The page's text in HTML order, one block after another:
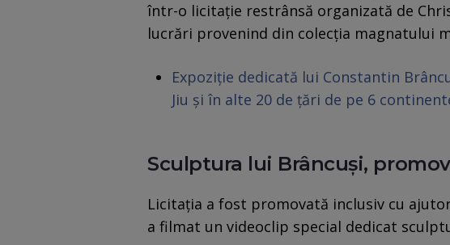
într-o licitație restrânsă organizată de
lucrări provenind din colecția magnatului
Expoziție dedicată lui Constantin
Jiu și în alte 20 de țări de pe 6
Sculptura lui Brâncuși,
Licitația a fost promovată inclusiv cu
a filmat un videoclip special dedicat